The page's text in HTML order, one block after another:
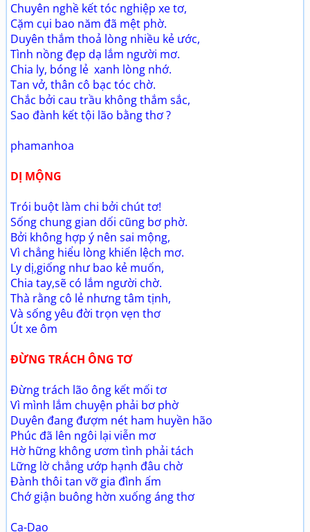
Chuyên nghề kết tóc nghiệp xe tơ,
Cặm cụi bao năm đã mệt phờ.
Duyên thắm thoả lòng nhiều kẻ ước,
Tình nồng đẹp dạ lắm người mơ.
Chia ly, bóng lẻ xanh lòng nhớ.
Tan vở, thân cô bạc tóc chờ.
Chắc bởi cau trầu không thắm sắc,
Sao đành kết tội lão bằng thơ ?
phamanhoa
DỊ MỘNG
Trói buột làm chi bởi chút tơ!
Sống chung gian dối cũng bơ phờ.
Bởi không hợp ý nên sai mộng,
Vì chẳng hiểu lòng khiến lệch mơ.
Ly dị,giống như bao kẻ muốn,
Chia tay,sẽ có lắm người chờ.
Thà rằng cô lẻ nhưng tâm tịnh,
Và sống yêu đời trọn vẹn thơ
Út xe ôm
ĐỪNG TRÁCH ÔNG TƠ
Đừng trách lão ông kết mối tơ
Vì mình lắm chuyện phải bơ phờ
Duyên đang đượm nét ham huyền hão
Phúc đã lên ngôi lại viễn mơ
Hờ hững không ươm tình phải tách
Lững lờ chẳng ướp hạnh đâu chờ
Đành thôi tan vỡ gia đình ấm
Chớ giận buông hờn xuống áng thơ
Ca-Dao